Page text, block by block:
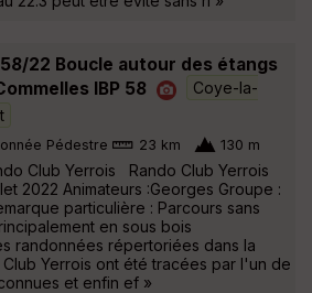
22 Boucle autour des étangs
IBP 58
Coye-la-
Pédestre 23 km 130 m
Club Yerrois Rando Club Yerrois
2022 Animateurs :Georges Groupe :
particulière : Parcours sans
en sous bois
randonnées répertoriées dans la
Yerrois ont été tracées par l'un de
et enfin ef »